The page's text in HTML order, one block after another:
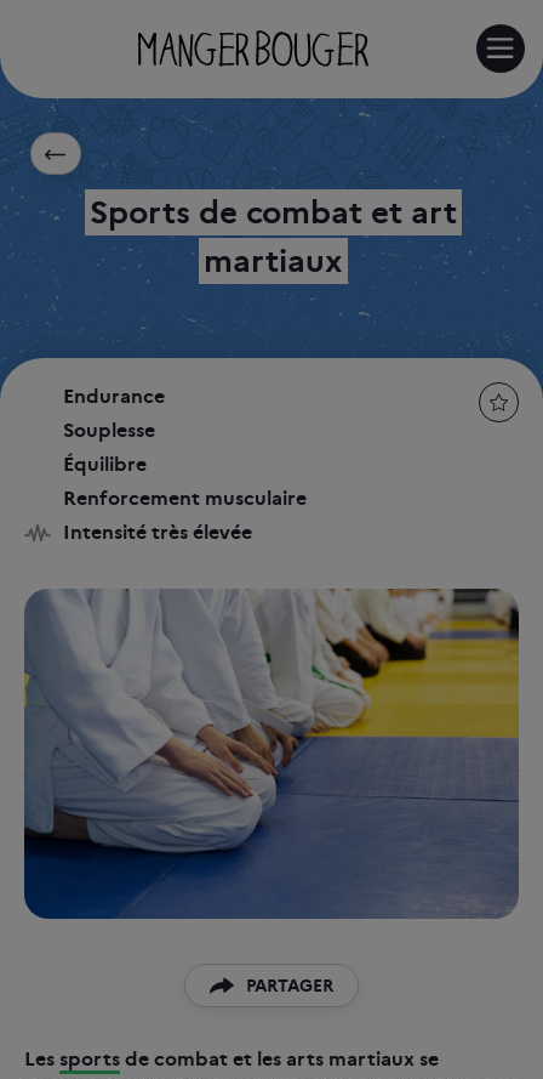
Sports de combat et art
martiaux
Endurance
Souplesse
Équilibre
Renforcement musculaire
Intensité très élevée
PARTAGER
Les sports de combat et les arts martiaux se